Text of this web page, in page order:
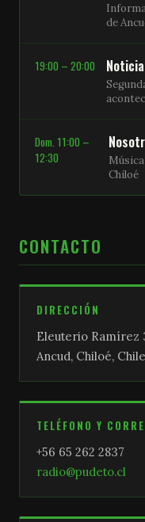
de
19:00 – 20:00
Dom. 11:00 –
12:30
Chiloé
CONTACTO
DIRECCIÓN
Eleuterio Ramírez
Ancud, Chiloé, Chile
TELÉFONO Y
+56 65 262 2837
radio@pudeto.cl